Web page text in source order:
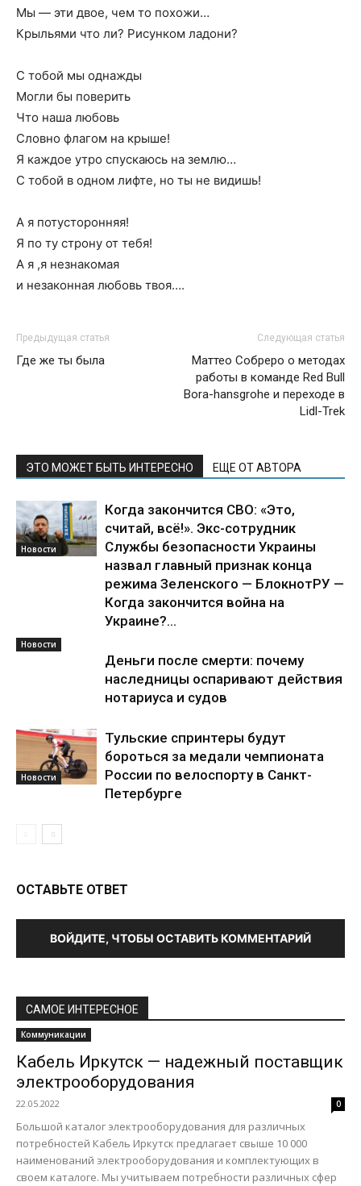
Мы — эти двое, чем то похожи…
Крыльями что ли? Рисунком ладони?
С тобой мы однажды
Могли бы поверить
Что наша любовь
Словно флагом на крыше!
Я каждое утро спускаюсь на землю…
С тобой в одном лифте, но ты не видишь!
А я потусторонняя!
Я по ту строну от тебя!
А я ,я незнакомая
и незаконная любовь твоя….
Предыдущая статья
Где же ты была
Следующая статья
Маттео Собреро о методах
работы в команде Red Bull
Bora-hansgrohe и переходе в
Lidl-Trek
ЭТО МОЖЕТ БЫТЬ ИНТЕРЕСНО ЕЩЕ ОТ АВТОРА
Новости
Когда закончится СВО: «Это,
считай, всё!». Экс-сотрудник
Службы безопасности Украины
назвал главный признак конца
режима Зеленского — БлокнотРУ —
Когда закончится война на
Украине?...
Новости
Деньги после смерти: почему
наследницы оспаривают действия
нотариуса и судов
Новости
Тульские спринтеры будут
бороться за медали чемпионата
России по велоспорту в Санкт-
Петербурге
ОСТАВЬТЕ ОТВЕТ
ВОЙДИТЕ, ЧТОБЫ ОСТАВИТЬ КОММЕНТАРИЙ
САМОЕ ИНТЕРЕСНОЕ
Коммуникации
Кабель Иркутск — надежный поставщик
электрооборудования
22.05.2022 0
Большой каталог электрооборудования для различных
потребностей Кабель Иркутск предлагает свыше 10 000
наименований электрооборудования и комплектующих в
своем каталоге. Мы учитываем потребности различных сфер